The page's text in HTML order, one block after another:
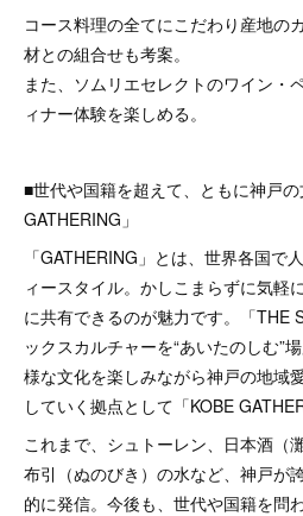
コース料理の全てにこだわり産地の
材との組合せも考案。
また、ソムリエセレクトのワイン・
ィナー体験を楽しめる。
■世代や国籍を超えて、ともに神戸
GATHERING」
「GATHERING」とは、世界各国で
ィースタイル。かしこまらずに気軽
に共有できるのが魅力です。「THE
ックスカルチャーを“あいたのしむ”
様な文化を楽しみながら神戸の地域
していく拠点として「KOBE
これまで、シュトーレン、日本酒（
布引（ぬのびき）の水など、神戸が
的に発信。今後も、世代や国籍を問